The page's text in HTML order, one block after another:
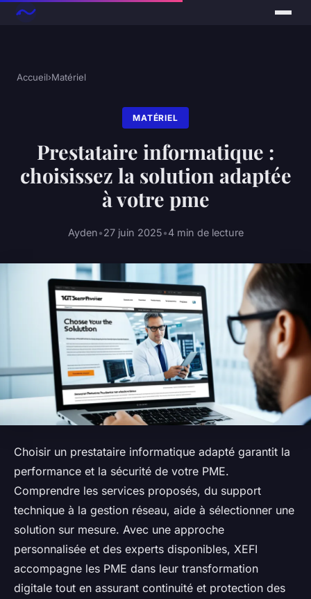
Accueil›Matériel
MATÉRIEL
Prestataire informatique :
choisissez la solution adaptée
à votre pme
Ayden•27 juin 2025•4 min de lecture
Choisir un prestataire informatique adapté garantit la
performance et la sécurité de votre PME.
Comprendre les services proposés, du support
technique à la gestion réseau, aide à sélectionner une
solution sur mesure. Avec une approche
personnalisée et des experts disponibles, XEFI
accompagne les PME dans leur transformation
digitale tout en assurant continuité et protection des